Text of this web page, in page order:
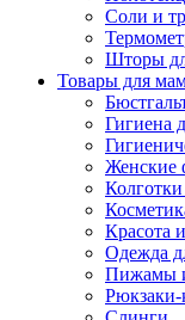
Соли и
Шторы
Товары для
Гигиена
Женские
Красота
Одежда
Пижамы
Рюкзаки-